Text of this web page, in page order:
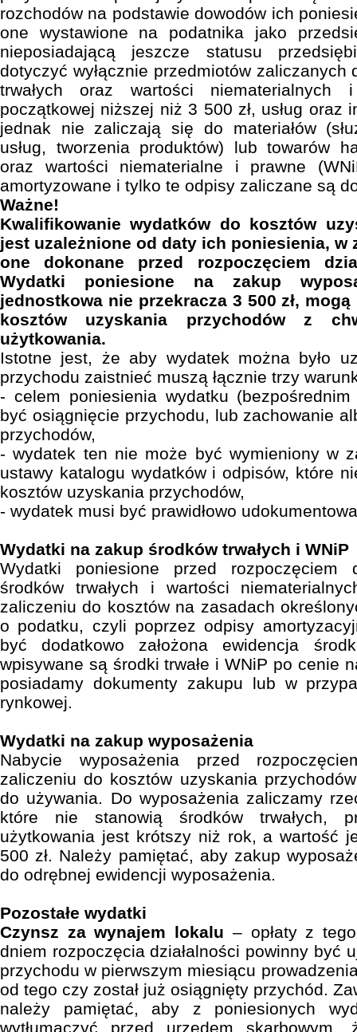
rozchodów na podstawie dowodów ich
one wystawione na podatnika jako
nieposiadającą jeszcze statusu
dotyczyć wyłącznie przedmiotów zaliczanych
trwałych oraz wartości
początkowej niższej niż 3 500 zł, usług oraz
jednak nie zaliczają się do materiałów
usług, tworzenia produktów) lub towarów
oraz wartości niematerialne i prawne
amortyzowane i tylko te odpisy zaliczane są
Ważne!
Kwalifikowanie wydatków do kosztów
jest uzależnione od daty ich poniesienia, w
one dokonane przed rozpoczęciem
Wydatki poniesione na zakup
jednostkowa nie przekracza 3 500 zł,
kosztów uzyskania przychodów z
użytkowania.
Istotne jest, że aby wydatek można było
przychodu zaistnieć muszą łącznie trzy
- celem poniesienia wydatku
być osiągnięcie przychodu, lub zachowanie
przychodów,
- wydatek ten nie może być wymieniony w
ustawy katalogu wydatków i odpisów, które
kosztów uzyskania przychodów,
- wydatek musi być prawidłowo
Wydatki na zakup środków trwałych i WNiP
Wydatki poniesione przed rozpoczęciem
środków trwałych i wartości
zaliczeniu do kosztów na zasadach
o podatku, czyli poprzez odpisy
być dodatkowo założona ewidencja
wpisywane są środki trwałe i WNiP po cenie
posiadamy dokumenty zakupu lub w
rynkowej.
Wydatki na zakup wyposażenia
Nabycie wyposażenia przed
zaliczeniu do kosztów uzyskania
do używania. Do wyposażenia zaliczamy
które nie stanowią środków trwałych,
użytkowania jest krótszy niż rok, a wartość
500 zł. Należy pamiętać, aby zakup
do odrębnej ewidencji wyposażenia.
Pozostałe wydatki
Czynsz za wynajem lokalu – opłaty z
dniem rozpoczęcia działalności powinny być
przychodu w pierwszym miesiącu
od tego czy został już osiągnięty przychód.
należy pamiętać, aby z poniesionych
wytłumaczyć przed urzędem skarbowym,